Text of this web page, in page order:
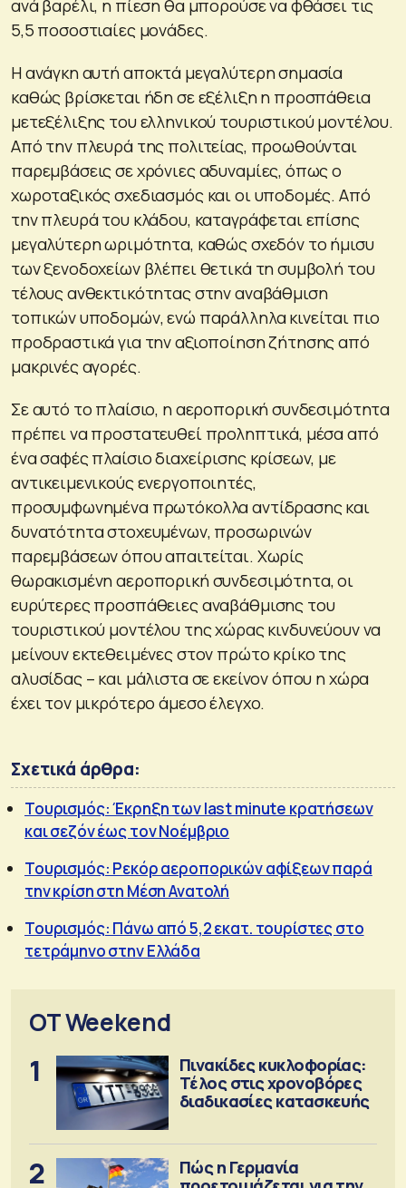
ανά βαρέλι, η πίεση θα μπορούσε να φθάσει τις
5,5 ποσοστιαίες μονάδες.
Η ανάγκη αυτή αποκτά μεγαλύτερη σημασία
καθώς βρίσκεται ήδη σε εξέλιξη η προσπάθεια
μετεξέλιξης του ελληνικού τουριστικού μοντέλου.
Από την πλευρά της πολιτείας, προωθούνται
παρεμβάσεις σε χρόνιες αδυναμίες, όπως ο
χωροταξικός σχεδιασμός και οι υποδομές. Από
την πλευρά του κλάδου, καταγράφεται επίσης
μεγαλύτερη ωριμότητα, καθώς σχεδόν το ήμισυ
των ξενοδοχείων βλέπει θετικά τη συμβολή του
τέλους ανθεκτικότητας στην αναβάθμιση
τοπικών υποδομών, ενώ παράλληλα κινείται πιο
προδραστικά για την αξιοποίηση ζήτησης από
μακρινές αγορές.
Σε αυτό το πλαίσιο, η αεροπορική συνδεσιμότητα
πρέπει να προστατευθεί προληπτικά, μέσα από
ένα σαφές πλαίσιο διαχείρισης κρίσεων, με
αντικειμενικούς ενεργοποιητές,
προσυμφωνημένα πρωτόκολλα αντίδρασης και
δυνατότητα στοχευμένων, προσωρινών
παρεμβάσεων όπου απαιτείται. Χωρίς
θωρακισμένη αεροπορική συνδεσιμότητα, οι
ευρύτερες προσπάθειες αναβάθμισης του
τουριστικού μοντέλου της χώρας κινδυνεύουν να
μείνουν εκτεθειμένες στον πρώτο κρίκο της
αλυσίδας – και μάλιστα σε εκείνον όπου η χώρα
έχει τον μικρότερο άμεσο έλεγχο.
Σχετικά άρθρα:
Τουρισμός: Έκρηξη των last minute κρατήσεων
και σεζόν έως τον Νοέμβριο
Τουρισμός: Ρεκόρ αεροπορικών αφίξεων παρά
την κρίση στη Μέση Ανατολή
Τουρισμός: Πάνω από 5,2 εκατ. τουρίστες στο
τετράμηνο στην Ελλάδα
OT Weekend
1
Πινακίδες κυκλοφορίας:
Τέλος στις χρονοβόρες
διαδικασίες κατασκευής
2
Πώς η Γερμανία